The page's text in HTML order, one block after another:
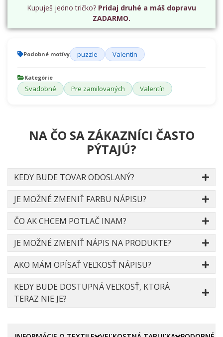
Kupuješ jedno tričko? Pridaj druhé a máš dopravu
ZADARMO.
Podobné motívy puzzle Valentín
Kategórie
Svadobné Pre zamilovaných Valentín
NA ČO SA ZÁKAZNÍCI ČASTO
PÝTAJÚ?
KEDY BUDE TOVAR ODOSLANÝ?
JE MOŽNÉ ZMENIŤ FARBU NÁPISU?
ČO AK CHCEM POTLAČ INAM?
JE MOŽNÉ ZMENIŤ NÁPIS NA PRODUKTE?
AKO MÁM OPÍSAŤ VEĽKOSŤ NÁPISU?
KEDY BUDE DOSTUPNÁ VEĽKOSŤ, KTORÁ
TERAZ NIE JE?